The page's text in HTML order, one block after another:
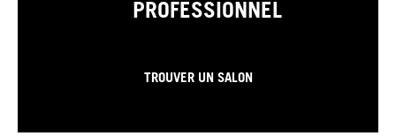
PROFESSIONNEL
TROUVER UN SALON